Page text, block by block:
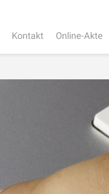
Kontakt Online-Akte